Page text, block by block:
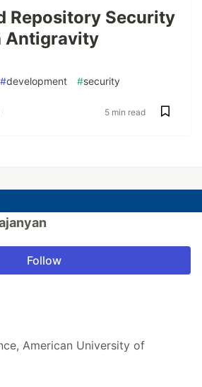
Repository Security
Antigravity
#development #security
5 min read
Follow
American University of